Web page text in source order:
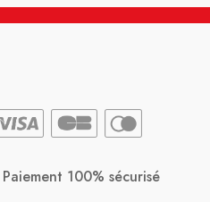
Paiement 100% sécurisé